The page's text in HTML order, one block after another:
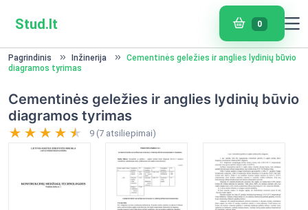
Stud.lt 0
Pagrindinis Inžinerija
Cementinės geležies ir anglies lydinių būvio
diagramos tyrimas
Cementinės geležies ir anglies lydinių būvio
diagramos tyrimas
9 (7 atsiliepimai)